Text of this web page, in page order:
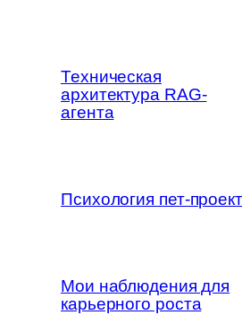
Техническая
архитектура RAG-
агента
Психология пет-
Мои наблюдения для
карьерного роста